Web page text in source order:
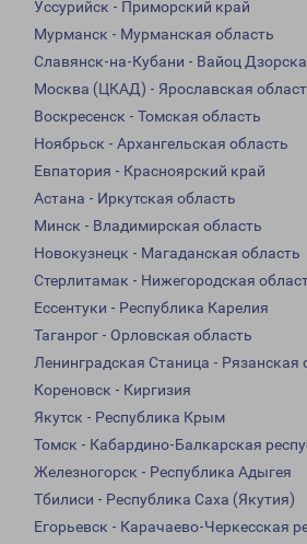
Уссурийск - Приморский край
Мурманск - Мурманская область
Славянск-на-Кубани - Вайоц
Москва (ЦКАД) - Ярославская
Воскресенск - Томская область
Ноябрьск - Архангельская область
Евпатория - Красноярский край
Астана - Иркутская область
Минск - Владимирская область
Новокузнецк - Магаданская область
Стерлитамак - Нижегородская
Ессентуки - Республика Карелия
Таганрог - Орловская область
Ленинградская Станица - Рязанская
Кореновск - Киргизия
Якутск - Республика Крым
Томск - Кабардино-Балкарская
Железногорск - Республика Адыгея
Тбилиси - Республика Саха (Якутия)
Егорьевск - Карачаево-Черкесская